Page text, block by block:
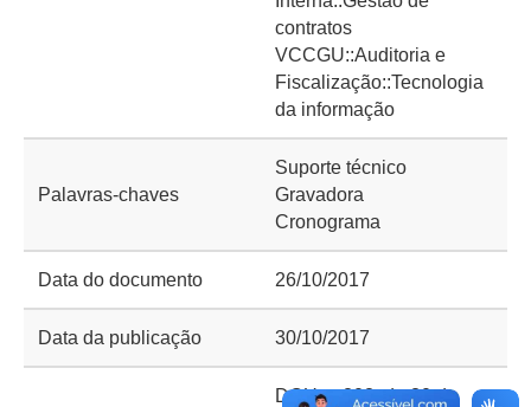
contratos
VCCGU::Auditoria e
Fiscalização::Tecnologia
da informação
Palavras-chaves
Suporte técnico
Gravadora
Cronograma
Data do documento 26/10/2017
Data da publicação 30/10/2017
DOU n. 208, de 30 de